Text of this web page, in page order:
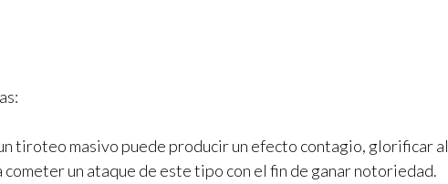
tiroteo masivo puede producir un efecto contagio, glorificar al
un ataque de este tipo con el fin de ganar notoriedad.